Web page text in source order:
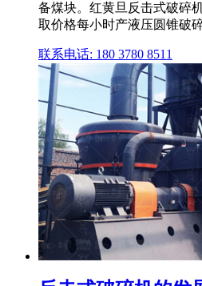
备煤块。红黄旦反击式破碎
取价格每小时产液压圆锥破
联系电话: 180 3780 8511